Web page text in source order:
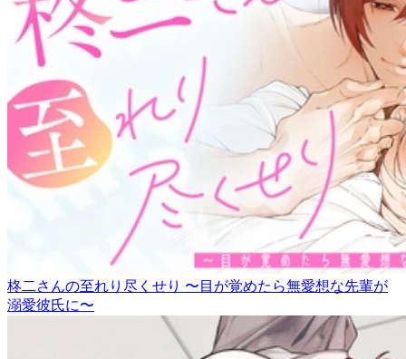
柊二さんの至れり尽くせり 〜目が覚めたら無愛想な先輩が
溺愛彼氏に〜